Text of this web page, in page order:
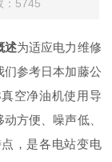
5745
述为适应电力维修
们参考日本加藤公
空净油机使用导
方便、噪声低、
，是各电站变电